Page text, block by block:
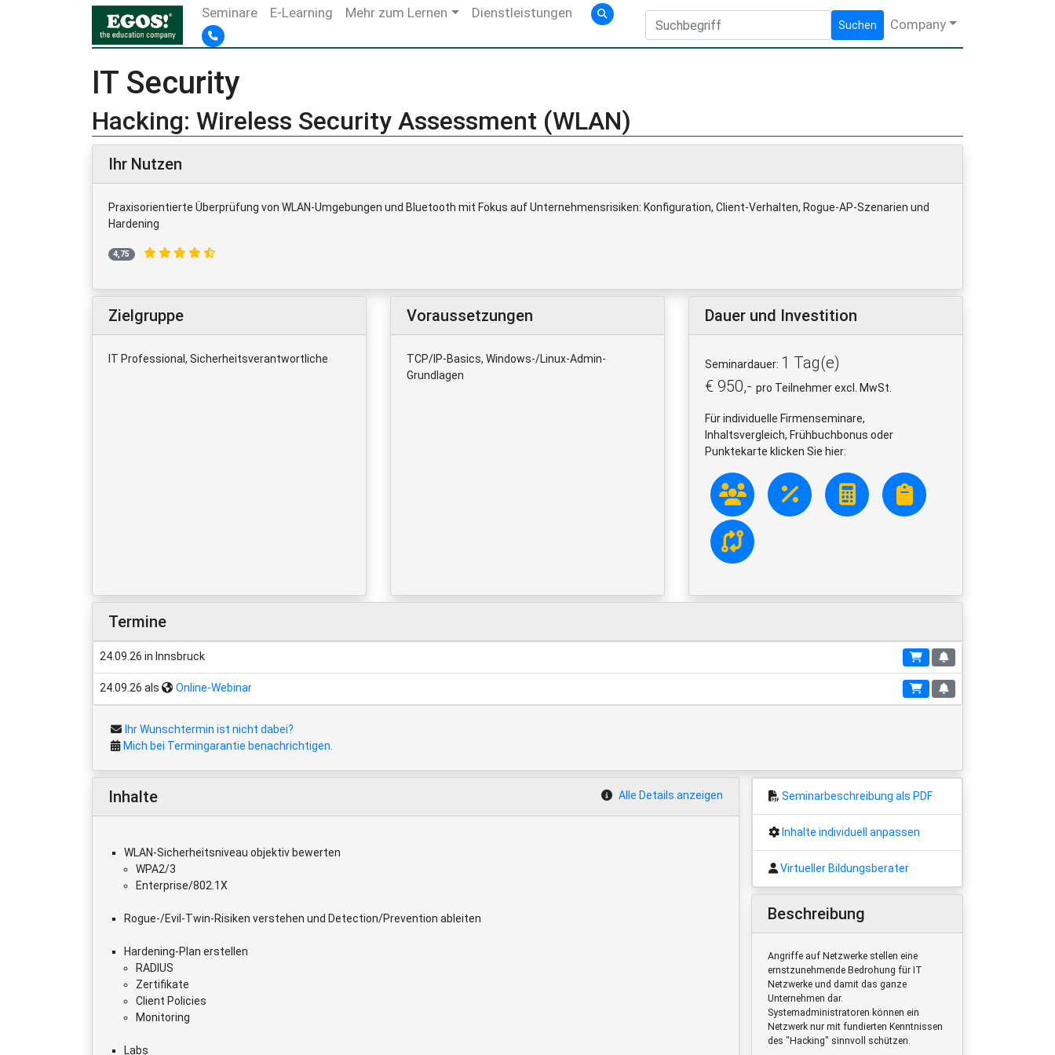
Seminare E-Learning Mehr zum Lernen Dienstleistungen
Suchen Company
IT Security
Hacking: Wireless Security Assessment (WLAN)
Ihr Nutzen
Praxisorientierte Überprüfung von WLAN-Umgebungen und Bluetooth mit Fokus auf Unternehmensrisiken: Konfiguration, Client-Verhalten, Rogue-AP-Szenarien und
Hardening
4,75
Zielgruppe
IT Professional, Sicherheitsverantwortliche
Voraussetzungen
TCP/IP-Basics, Windows-/Linux-Admin-
Grundlagen
Dauer und Investition
Seminardauer: 1 Tag(e)
€ 950,- pro Teilnehmer excl. MwSt.
Für individuelle Firmenseminare,
Inhaltsvergleich, Frühbuchbonus oder
Punktekarte klicken Sie hier:
Termine
24.09.26 in Innsbruck
24.09.26 als Online-Webinar
Ihr Wunschtermin ist nicht dabei?
Mich bei Termingarantie benachrichtigen.
Inhalte Alle Details anzeigen
WLAN-Sicherheitsniveau objektiv bewerten
WPA2/3
Enterprise/802.1X
Rogue-/Evil-Twin-Risiken verstehen und Detection/Prevention ableiten
Hardening-Plan erstellen
RADIUS
Zertifikate
Client Policies
Monitoring
Labs
Seminarbeschreibung als PDF
Inhalte individuell anpassen
Virtueller Bildungsberater
Beschreibung
Angriffe auf Netzwerke stellen eine
ernstzunehmende Bedrohung für IT
Netzwerke und damit das ganze
Unternehmen dar.
Systemadministratoren können ein
Netzwerk nur mit fundierten Kenntnissen
des "Hacking" sinnvoll schützen.